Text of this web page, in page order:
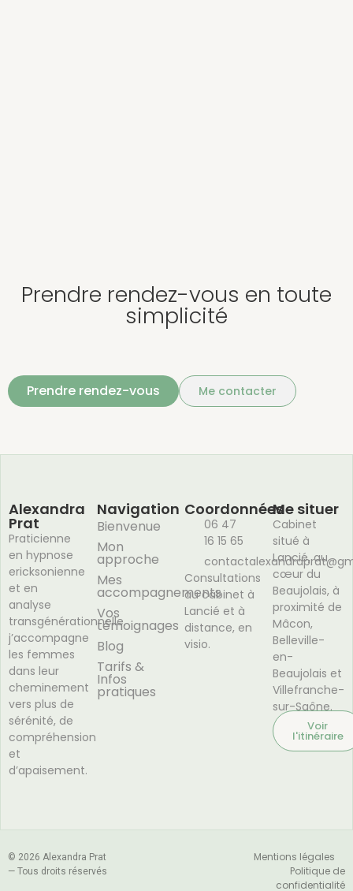
Prendre rendez-vous en toute
simplicité
Prendre rendez-vous Me contacter
Alexandra
Prat
Praticienne
en hypnose
ericksonienne
et en
analyse
transgénérationnelle,
j’accompagne
les femmes
dans leur
cheminement
vers plus de
sérénité, de
compréhension
et
d’apaisement.
Navigation
Bienvenue
Mon
approche
Mes
accompagnements
Vos
témoignages
Blog
Tarifs &
Infos
pratiques
Coordonnées
06 47
16 15 65
Consultations
au cabinet à
Lancié et à
distance, en
visio.
Me situer
Cabinet
situé à
Lancié, au
cœur du
Beaujolais, à
proximité de
Mâcon,
Belleville-
en-
Beaujolais et
Villefranche-
sur-Saône.
Voir
l'itinéraire
© 2026 Alexandra Prat
— Tous droits réservés
Mentions légales
Politique de
confidentialité